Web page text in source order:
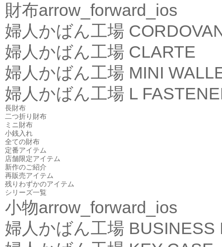
財布arrow_forward_ios
婦人かばん工場
婦人かばん工場 CLARTE
婦人かばん工場 MINI
婦人かばん工場 L
長財布
二つ折り財布
ミニ財布
小銭入れ
全ての財布
定番アイテム
店舗限定アイテム
新作のご紹介
再販売アイテム
残りわずかのアイテム
シリーズ一覧
小物arrow_forward_ios
婦人かばん工場 BUSINESS